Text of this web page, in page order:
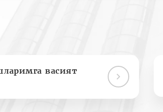
васият